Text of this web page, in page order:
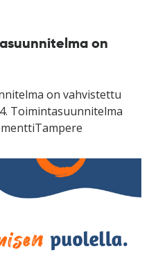
on
on vahvistettu
Toimintasuunnitelma